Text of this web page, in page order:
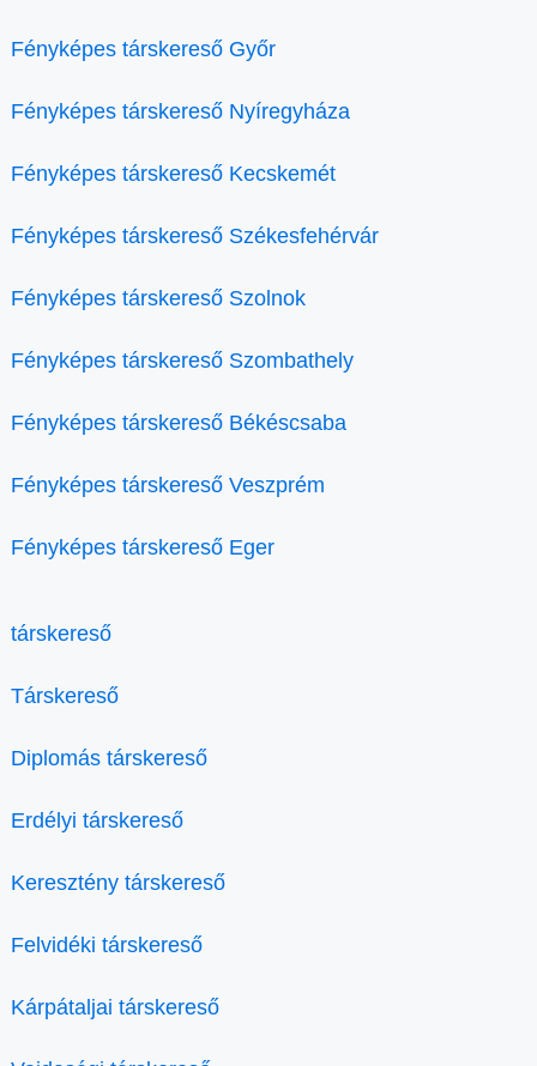
Fényképes társkereső Győr
Fényképes társkereső Nyíregyháza
Fényképes társkereső Kecskemét
Fényképes társkereső Székesfehérvár
Fényképes társkereső Szolnok
Fényképes társkereső Szombathely
Fényképes társkereső Békéscsaba
Fényképes társkereső Veszprém
Fényképes társkereső Eger
társkereső
Társkereső
Diplomás társkereső
Erdélyi társkereső
Keresztény társkereső
Felvidéki társkereső
Kárpátaljai társkereső